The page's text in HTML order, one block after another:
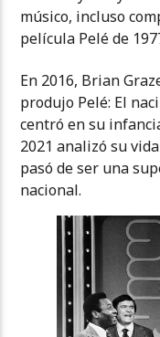
músico, incluso
película Pelé de
En 2016, Brian
produjo Pelé: El
centró en su
2021 analizó su
pasó de ser una
nacional.